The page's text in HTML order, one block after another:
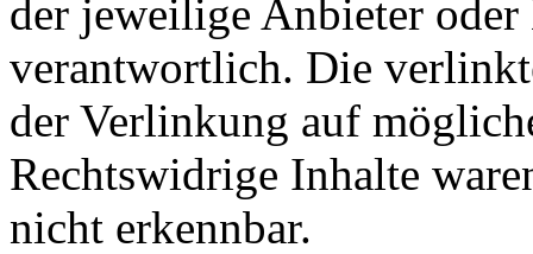
der jeweilige Anbieter oder
verantwortlich. Die
der Verlinkung auf
Rechtswidrige Inhalte
nicht erkennbar.